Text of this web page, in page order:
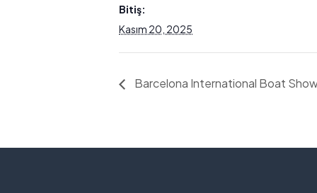
Bitiş:
Kasım 20, 2025
Barcelona International Boat